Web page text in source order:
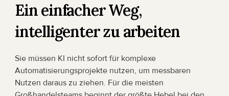
Ein einfacher Weg,
intelligenter zu arbeiten
Sie müssen KI nicht sofort für komplexe
Automatisierungsprojekte nutzen, um messbaren
Nutzen daraus zu ziehen. Für die meisten